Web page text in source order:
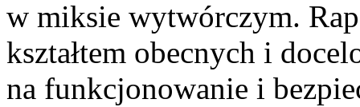
w miksie wytwórczym.
kształtem obecnych i
na funkcjonowanie i